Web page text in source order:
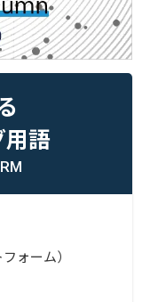
用語
ォーム）